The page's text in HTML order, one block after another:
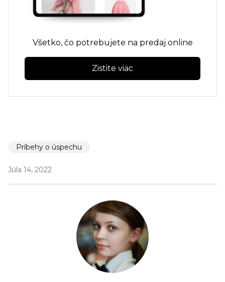
Všetko, čo potrebujete na predaj online
Zistite viac
Príbehy o úspechu
Júla 14, 2022